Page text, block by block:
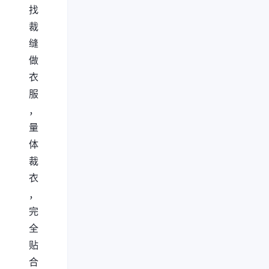
找
裁
缝
做
衣
服
，
量
体
裁
衣
，
完
全
贴
合